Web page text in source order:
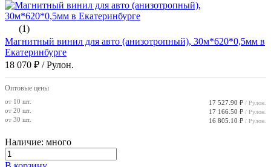
(1)
Магнитный винил для авто (анизотропный), 30м*620*0,5мм в
Екатеринбурге
18 070 ₽ / Рулон.
Оптовые цены
от 10 шт. 17 527.90 ₽ / Рулон.
от 20 шт. 17 166.50 ₽ / Рулон.
от 30 шт. 16 805.10 ₽ / Рулон.
Наличие: много